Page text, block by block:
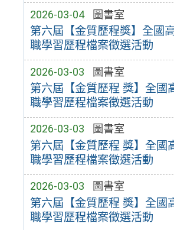
2026-03-04 圖書室
第六屆【金質歷程獎】全國
職學習歷程檔案徵選活動
2026-03-03 圖書室
第六屆【金質歷程 獎】全國
職學習歷程檔案徵選活動
2026-03-03 圖書室
第六屆【金質歷程 獎】全國
職學習歷程檔案徵選活動
2026-03-03 圖書室
第六屆【金質歷程 獎】全國
職學習歷程檔案徵選活動